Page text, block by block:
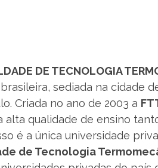
DE TECNOLOGIA
sediada na cidade
Criada no ano de 2003 a
alta qualidade de ensino
é a única universidade
de Tecnologia